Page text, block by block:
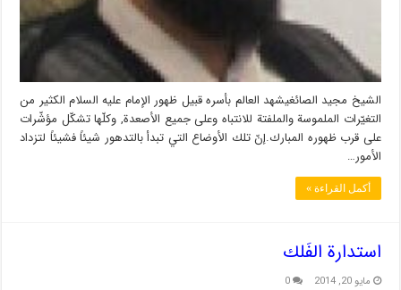
الشيخ مجيد الصائغيشهد العالم بأسره قبيل ظهور الإمام عليه السلام الكثير من
التغيّرات الملموسة والملفتة للانتباه وعلى جميع الأصعدة, وكلّها تشكّل مؤشّرات
على قرب ظهوره المبارك.إنّ تلك الأوضاع التي تبدأ بالتدهور شيئاً فشيئاً لتزداد
الأمور…
أكمل القراءة »
استدارة الفَلك
مايو 20, 2014 0